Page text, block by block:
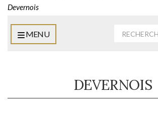
Devernois
MENU
DEVERNOIS